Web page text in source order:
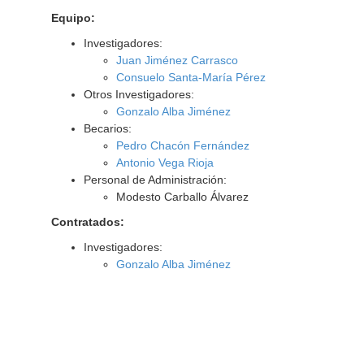
Equipo:
Investigadores:
Juan Jiménez Carrasco
Consuelo Santa-María Pérez
Otros Investigadores:
Gonzalo Alba Jiménez
Becarios:
Pedro Chacón Fernández
Antonio Vega Rioja
Personal de Administración:
Modesto Carballo Álvarez
Contratados:
Investigadores:
Gonzalo Alba Jiménez